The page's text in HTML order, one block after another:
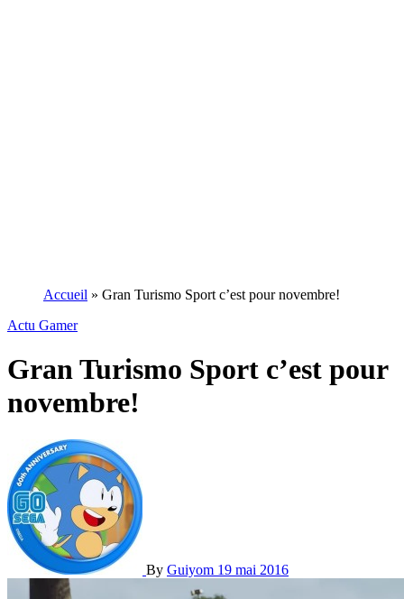
Accueil » Gran Turismo Sport c’est pour novembre!
Actu Gamer
Gran Turismo Sport c’est pour
novembre!
By Guiyom 19 mai 2016